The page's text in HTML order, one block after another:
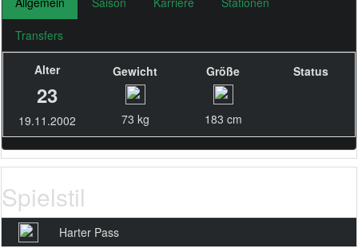
Transfers
Alter
23
19.11.2002
Gewicht
73 kg
Größe
183 cm
Status
Spielstil
Harter Pass